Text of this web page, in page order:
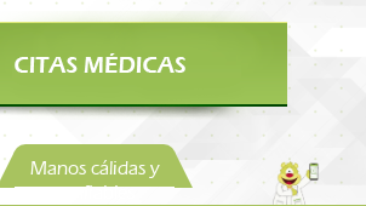
Manos cálidas y
confiables